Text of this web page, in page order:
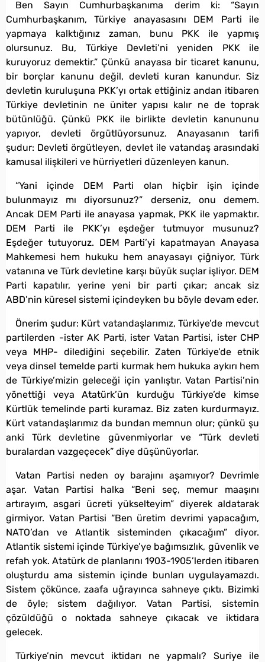
Ben Sayın Cumhurbaşkanıma derim ki: “Sayın
Cumhurbaşkanım, Türkiye anayasasını DEM Parti ile
yapmaya kalktığınız zaman, bunu PKK ile yapmış
olursunuz. Bu, Türkiye Devleti’ni yeniden PKK ile
kuruyoruz demektir.” Çünkü anayasa bir ticaret kanunu,
bir borçlar kanunu değil, devleti kuran kanundur. Siz
devletin kuruluşuna PKK’yı ortak ettiğiniz andan itibaren
Türkiye devletinin ne üniter yapısı kalır ne de toprak
bütünlüğü. Çünkü PKK ile birlikte devletin kanununu
yapıyor, devleti örgütlüyorsunuz. Anayasanın tarifi
şudur: Devleti örgütleyen, devlet ile vatandaş arasındaki
kamusal ilişkileri ve hürriyetleri düzenleyen kanun.
“Yani içinde DEM Parti olan hiçbir işin içinde
bulunmayız mı diyorsunuz?” derseniz, onu demem.
Ancak DEM Parti ile anayasa yapmak, PKK ile yapmaktır.
DEM Parti ile PKK’yı eşdeğer tutmuyor musunuz?
Eşdeğer tutuyoruz. DEM Parti’yi kapatmayan Anayasa
Mahkemesi hem hukuku hem anayasayı çiğniyor, Türk
vatanına ve Türk devletine karşı büyük suçlar işliyor. DEM
Parti kapatılır, yerine yeni bir parti çıkar; ancak siz
ABD’nin küresel sistemi içindeyken bu böyle devam eder.
Önerim şudur: Kürt vatandaşlarımız, Türkiye’de mevcut
partilerden -ister AK Parti, ister Vatan Partisi, ister CHP
veya MHP- dilediğini seçebilir. Zaten Türkiye’de etnik
veya dinsel temelde parti kurmak hem hukuka aykırı hem
de Türkiye’mizin geleceği için yanlıştır. Vatan Partisi’nin
yönettiği veya Atatürk’ün kurduğu Türkiye’de kimse
Kürtlük temelinde parti kuramaz. Biz zaten kurdurmayız.
Kürt vatandaşlarımız da bundan memnun olur; çünkü şu
anki Türk devletine güvenmiyorlar ve “Türk devleti
buralardan vazgeçecek” diye düşünüyorlar.
Vatan Partisi neden oy barajını aşamıyor? Devrimle
aşar. Vatan Partisi halka “Beni seç, memur maaşını
artırayım, asgari ücreti yükselteyim” diyerek aldatarak
girmiyor. Vatan Partisi “Ben üretim devrimi yapacağım,
NATO’dan ve Atlantik sisteminden çıkacağım” diyor.
Atlantik sistemi içinde Türkiye’ye bağımsızlık, güvenlik ve
refah yok. Atatürk de planlarını 1903-1905’lerden itibaren
oluşturdu ama sistemin içinde bunları uygulayamazdı.
Sistem çökünce, zaafa uğrayınca sahneye çıktı. Bizimki
de öyle; sistem dağılıyor. Vatan Partisi, sistemin
çözüldüğü o noktada sahneye çıkacak ve iktidara
gelecek.
Türkiye’nin mevcut iktidarı ne yapmalı? Suriye ile